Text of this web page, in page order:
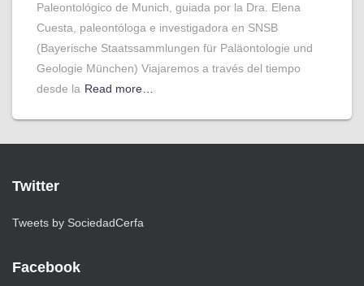
Paleontológico de Munich, guiada por la Dra. Elena
Cuesta, paleontóloga e investigadora en SNSB
(Bayerische Staatssammlungen für Paläontologie und
Geologie München) Viajaremos a través del tiempo
desde la Read more…
Twitter
Tweets by SociedadCerfa
Facebook